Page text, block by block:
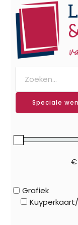
Speciale
€
Grafiek